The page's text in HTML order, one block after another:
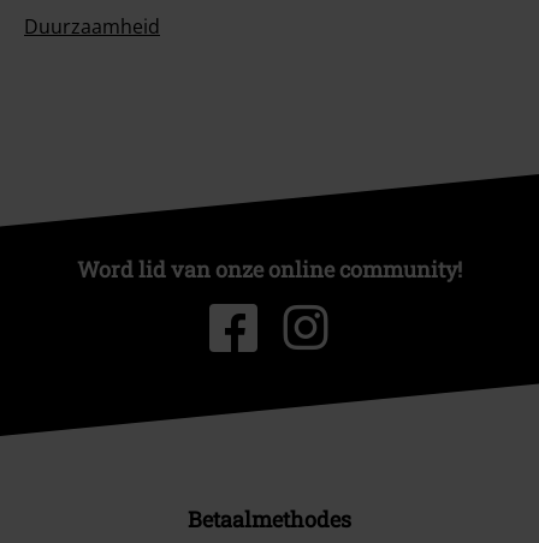
Duurzaamheid
Word lid van onze online community!
Betaalmethodes